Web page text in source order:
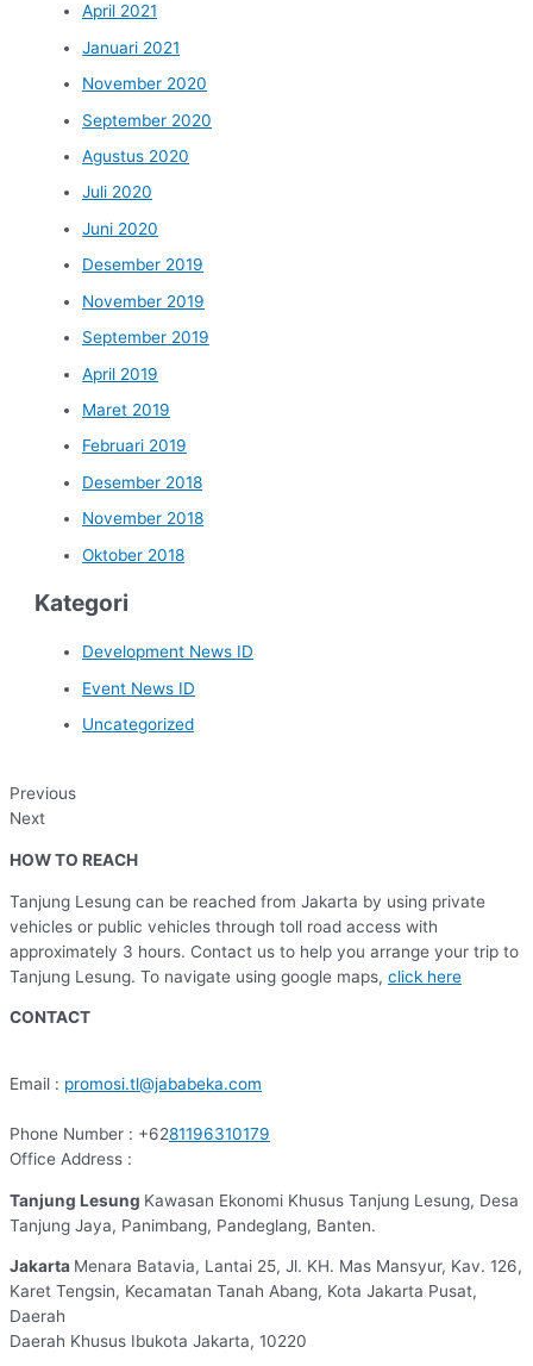
April 2021
Januari 2021
November 2020
September 2020
Agustus 2020
Juli 2020
Juni 2020
Desember 2019
November 2019
September 2019
April 2019
Maret 2019
Februari 2019
Desember 2018
November 2018
Oktober 2018
Kategori
Development News ID
Event News ID
Uncategorized
Previous
Next
HOW TO REACH
Tanjung Lesung can be reached from Jakarta by using private
vehicles or public vehicles through toll road access with
approximately 3 hours. Contact us to help you arrange your trip to
Tanjung Lesung. To navigate using google maps, click here
CONTACT
Email : promosi.tl@jababeka.com
Phone Number : +6281196310179
Office Address :
Tanjung Lesung Kawasan Ekonomi Khusus Tanjung Lesung, Desa
Tanjung Jaya, Panimbang, Pandeglang, Banten.
Jakarta Menara Batavia, Lantai 25, Jl. KH. Mas Mansyur, Kav. 126,
Karet Tengsin, Kecamatan Tanah Abang, Kota Jakarta Pusat,
Daerah
Daerah Khusus Ibukota Jakarta, 10220